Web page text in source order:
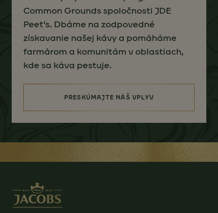
Common Grounds spoločnosti JDE
Peet's. Dbáme na zodpovedné
získavanie našej kávy a pomáháme
farmárom a komunitám v oblastiach,
kde sa káva pestuje.
PRESKÚMAJTE NÁŠ VPLYV